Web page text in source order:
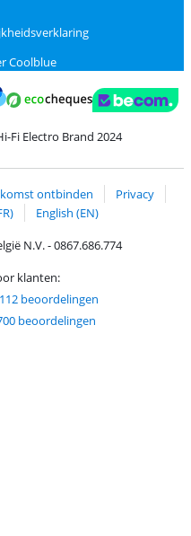
Coolblue
via ClickToPay
met PayPal
Fi Electro Brand 2024
ontbinden
Privacy
English (EN)
N.V. - 0867.686.774
klanten:
beoordelingen
beoordelingen